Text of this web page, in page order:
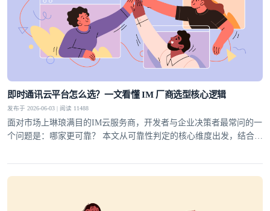
即时通讯云平台怎么选？一文看懂 IM 厂商选型核心逻辑
发布于 2026-06-03 | 阅读 11488
面对市场上琳琅满目的IM云服务商，开发者与企业决策者最常问的一
个问题是：哪家更可靠？ 本文从可靠性判定的核心维度出发，结合行